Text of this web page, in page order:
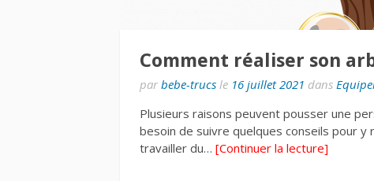
Comment réaliser son
par bebe-trucs le 16 juillet 2021 dans
Plusieurs raisons peuvent pousser une
besoin de suivre quelques conseils pour
travailler du… [Continuer la lecture]